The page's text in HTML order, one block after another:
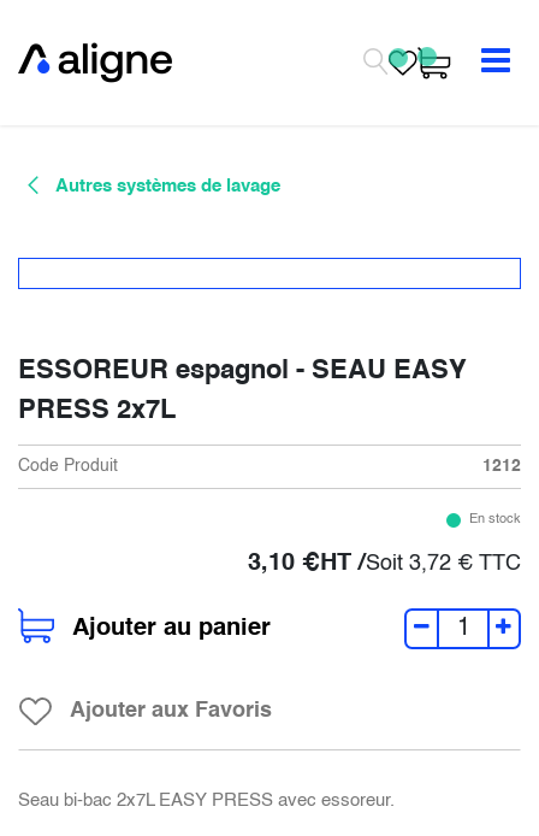
Autres systèmes de lavage
ESSOREUR espagnol - SEAU EASY
PRESS 2x7L
Code Produit 1212
En stock
3,10 €HT /Soit 3,72 € TTC
Ajouter au panier
Ajouter aux Favoris
Seau bi-bac 2x7L EASY PRESS avec essoreur.